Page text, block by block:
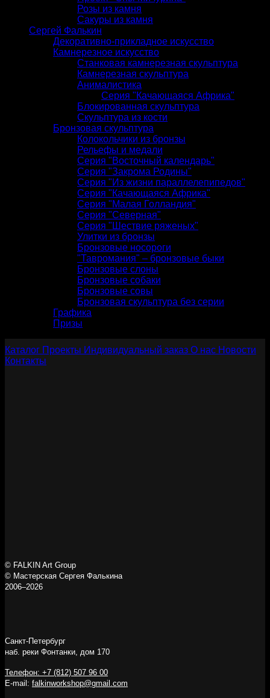
Розы из камня
Сакуры из камня
Сергей Фалькин
Декоративно-прикладное искусство
Камнерезное искусство
Станковая камнерезная скульптура
Камнерезная скульптура
Анималистика
Серия "Качающаяся Африка"
Блокированная скульптура
Скульптура из кости
Бронзовая скульптура
Колокольчики из бронзы
Рельефы и медали
Серия "Восточный календарь"
Серия "Закрома Родины"
Серия "Из жизни параллелепипедов"
Серия "Качающаяся Африка"
Серия "Малая Голландия"
Серия "Северная"
Серия "Шествие ряженых"
Улитки из бронзы
Бронзовые носороги
"Тавромания" – бронзовые быки
Бронзовые слоны
Бронзовые собаки
Бронзовые совы
Бронзовая скульптура без серии
Графика
Призы
Каталог Проекты Индивидуальный заказ О нас Новости
Контакты
© FALKIN Art Group
© Мастерская Сергея Фалькина
2006–2026
Санкт-Петербург
наб. реки Фонтанки, дом 170
Телефон: +7 (812) 507 96 00
E-mail: falkinworkshop@gmail.com